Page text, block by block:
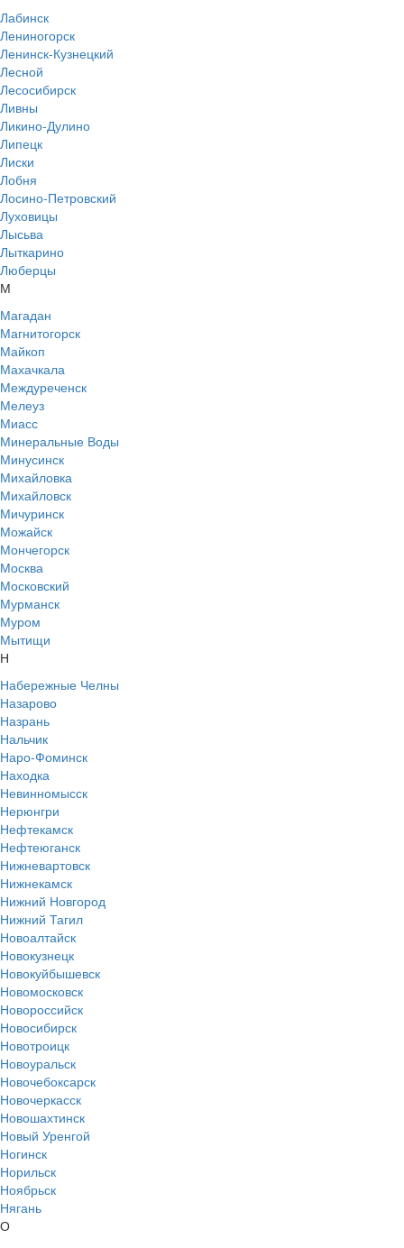
Лабинск
Лениногорск
Ленинск-Кузнецкий
Лесной
Лесосибирск
Ливны
Ликино-Дулино
Липецк
Лиски
Лобня
Лосино-Петровский
Луховицы
Лысьва
Лыткарино
Люберцы
М
Магадан
Магнитогорск
Майкоп
Махачкала
Междуреченск
Мелеуз
Миасс
Минеральные Воды
Минусинск
Михайловка
Михайловск
Мичуринск
Можайск
Мончегорск
Москва
Московский
Мурманск
Муром
Мытищи
Н
Набережные Челны
Назарово
Назрань
Нальчик
Наро-Фоминск
Находка
Невинномысск
Нерюнгри
Нефтекамск
Нефтеюганск
Нижневартовск
Нижнекамск
Нижний Новгород
Нижний Тагил
Новоалтайск
Новокузнецк
Новокуйбышевск
Новомосковск
Новороссийск
Новосибирск
Новотроицк
Новоуральск
Новочебоксарск
Новочеркасск
Новошахтинск
Новый Уренгой
Ногинск
Норильск
Ноябрьск
Нягань
О